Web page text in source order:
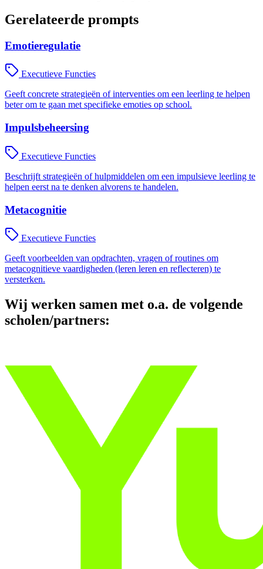
Gerelateerde prompts
Emotieregulatie
Executieve Functies
Geeft concrete strategieën of interventies om een leerling te helpen
beter om te gaan met specifieke emoties op school.
Impulsbeheersing
Executieve Functies
Beschrijft strategieën of hulpmiddelen om een impulsieve leerling te
helpen eerst na te denken alvorens te handelen.
Metacognitie
Executieve Functies
Geeft voorbeelden van opdrachten, vragen of routines om
metacognitieve vaardigheden (leren leren en reflecteren) te
versterken.
Wij werken samen met o.a. de volgende
scholen/partners: